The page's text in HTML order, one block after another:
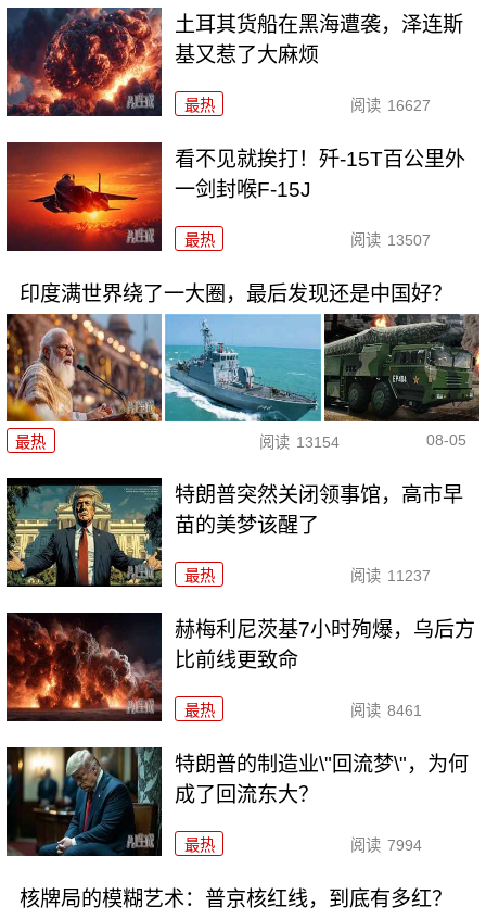
土耳其货船在黑海遭袭，泽连斯
基又惹了大麻烦
最热 阅读 16627
看不见就挨打！歼-15T百公里外
一剑封喉F-15J
最热 阅读 13507
印度满世界绕了一大圈，最后发现还是中国好？
最热 阅读 13154 08-05
特朗普突然关闭领事馆，高市早
苗的美梦该醒了
最热 阅读 11237
赫梅利尼茨基7小时殉爆，乌后方
比前线更致命
最热 阅读 8461
特朗普的制造业\"回流梦\"，为何
成了回流东大？
最热 阅读 7994
核牌局的模糊艺术：普京核红线，到底有多红？